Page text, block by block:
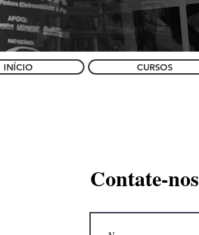
INÍCIO CURSOS
Contate-nos